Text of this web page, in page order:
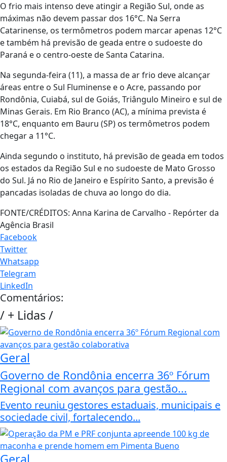
O frio mais intenso deve atingir a Região Sul, onde as
máximas não devem passar dos 16°C. Na Serra
Catarinense, os termômetros podem marcar apenas 12°C
e também há previsão de geada entre o sudoeste do
Paraná e o centro-oeste de Santa Catarina.
Na segunda-feira (11), a massa de ar frio deve alcançar
áreas entre o Sul Fluminense e o Acre, passando por
Rondônia, Cuiabá, sul de Goiás, Triângulo Mineiro e sul de
Minas Gerais. Em Rio Branco (AC), a mínima prevista é
18°C, enquanto em Bauru (SP) os termômetros podem
chegar a 11°C.
Ainda segundo o instituto, há previsão de geada em todos
os estados da Região Sul e no sudoeste de Mato Grosso
do Sul. Já no Rio de Janeiro e Espírito Santo, a previsão é
pancadas isoladas de chuva ao longo do dia.
FONTE/CRÉDITOS: Anna Karina de Carvalho - Repórter da
Agência Brasil
Facebook
Twitter
Whatsapp
Telegram
LinkedIn
Comentários:
/ + Lidas/
Geral
Governo de Rondônia encerra 36º Fórum
Regional com avanços para gestão...
Evento reuniu gestores estaduais, municipais e
sociedade civil, fortalecendo...